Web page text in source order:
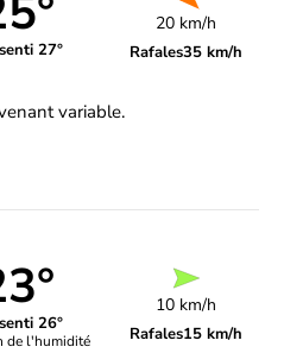
27°
20 km/h
Rafales35 km/h
variable.
26°
de l'humidité
10 km/h
Rafales15 km/h